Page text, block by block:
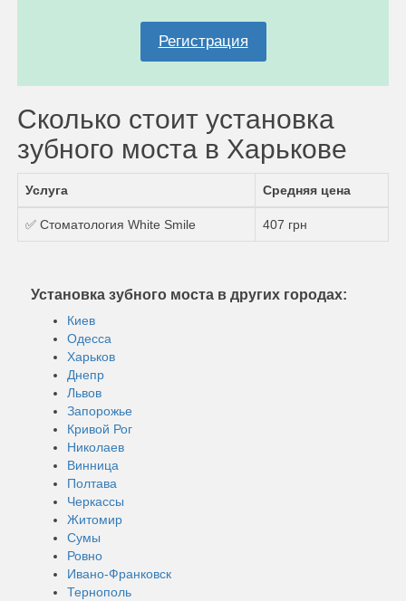
Регистрация
Сколько стоит установка
зубного моста в Харькове
Услуга Средняя цена
✅ Стоматология White Smile 407 грн
Установка зубного моста в других городах:
Киев
Одесса
Харьков
Днепр
Львов
Запорожье
Кривой Рог
Николаев
Винница
Полтава
Черкассы
Житомир
Сумы
Ровно
Ивано-Франковск
Тернополь